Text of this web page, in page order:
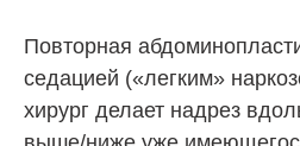
Повторная
седацией («легким»
хирург делает надрез